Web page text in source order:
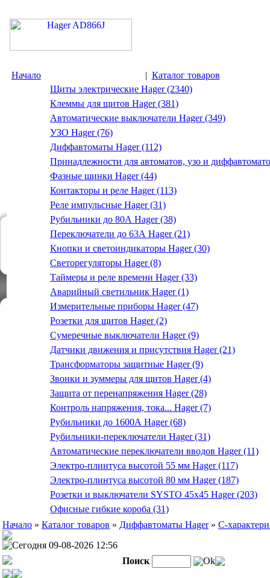
Начало | Каталог товаров
Щиты электрические Hager (2340)
Клеммы для щитов Hager (381)
Автоматические выключатели Hager (349)
УЗО Hager (76)
Диффавтоматы Hager (112)
Принадлежности для автоматов, узо и
Фазные шинки Hager (44)
Контакторы и реле Hager (113)
Реле импульсные Hager (31)
Рубильники до 80А Hager (38)
Переключатели до 63А Hager (21)
Кнопки и светоиндикаторы Hager (30)
Светорегуляторы Hager (8)
Таймеры и реле времени Hager (33)
Аварийный светильник Hager (1)
Измерительные приборы Hager (47)
Розетки для щитов Hager (2)
Сумеречные выключатели Hager (9)
Датчики движения и присутствия Hager (21)
Трансформаторы защитные Hager (9)
Звонки и зуммеры для щитов Hager (4)
Защита от перенапряжения Hager (28)
Контроль напряжения, тока... Hager (7)
Рубильники до 1600А Hager (68)
Рубильники-переключатели Hager (31)
Автоматические переключатели вводов Hager (11)
Электро-плинтуса высотой 55 мм Hager (117)
Электро-плинтуса высотой 80 мм Hager (187)
Розетки и выключатели SYSTO 45х45 Hager (203)
Офисные гибкие короба (31)
Начало » Каталог товаров » Диффавтоматы Hager» C-
Сегодня 09-08-2026 12:56
Поиск
Ok